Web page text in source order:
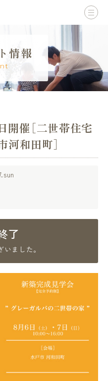
情報
開催［二世帯住宅
和田町］
了
ました。